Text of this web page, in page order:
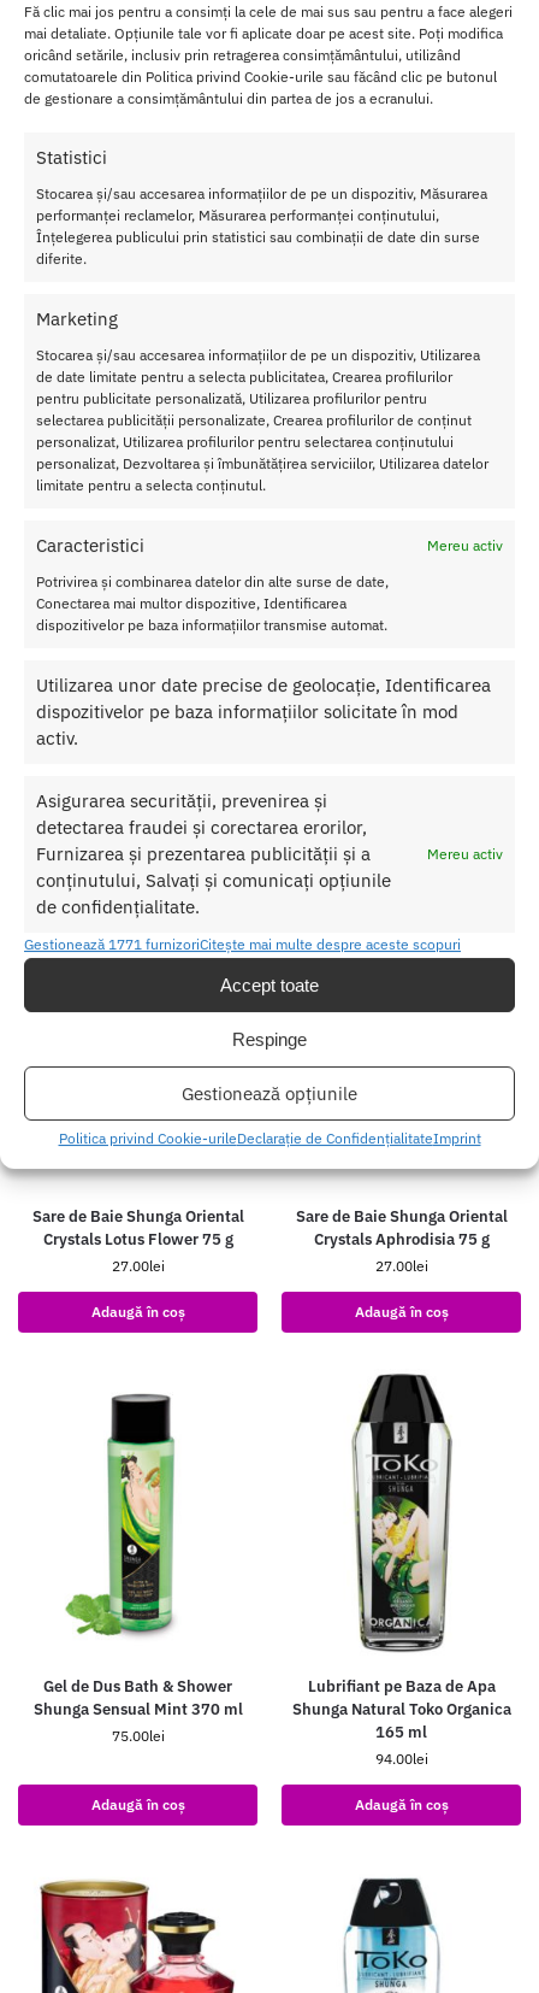
Fă clic mai jos pentru a consimți la cele de mai sus sau pentru a face alegeri
mai detaliate. Opțiunile tale vor fi aplicate doar pe acest site. Poți modifica
oricând setările, inclusiv prin retragerea consimțământului, utilizând
comutatoarele din Politica privind Cookie-urile sau făcând clic pe butonul
de gestionare a consimțământului din partea de jos a ecranului.
Statistici
Stocarea și/sau accesarea informațiilor de pe un dispozitiv, Măsurarea
performanței reclamelor, Măsurarea performanței conținutului,
Înțelegerea publicului prin statistici sau combinații de date din surse
diferite.
Marketing
Stocarea și/sau accesarea informațiilor de pe un dispozitiv, Utilizarea
de date limitate pentru a selecta publicitatea, Crearea profilurilor
pentru publicitate personalizată, Utilizarea profilurilor pentru
selectarea publicității personalizate, Crearea profilurilor de conținut
personalizat, Utilizarea profilurilor pentru selectarea conținutului
personalizat, Dezvoltarea și îmbunătățirea serviciilor, Utilizarea datelor
limitate pentru a selecta conținutul.
Caracteristici
Mereu activ
Potrivirea și combinarea datelor din alte surse de date,
Conectarea mai multor dispozitive, Identificarea
dispozitivelor pe baza informațiilor transmise automat.
Utilizarea unor date precise de geolocație, Identificarea
dispozitivelor pe baza informațiilor solicitate în mod
activ.
Asigurarea securității, prevenirea și
detectarea fraudei și corectarea erorilor,
Furnizarea și prezentarea publicității și a
conținutului, Salvați și comunicați opțiunile
de confidențialitate.
Mereu activ
Gestionează 1771 furnizoriCitește mai multe despre aceste scopuri
Accept toate
Respinge
Gestionează opțiunile
Politica privind Cookie-urileDeclarație de ConfidențialitateImprint
165.00
Adaugă în coș Adaugă în coș
Sare de Baie Oriental Crystals
27.00lei
Adaugă în coș
Sare de Baie Shunga Oriental
Crystals Lotus Flower 75 g
27.00lei
Adaugă în coș
Sare de Baie Shunga Oriental
Crystals Aphrodisia 75 g
27.00lei
Adaugă în coș
Gel de Dus Bath & Shower
Shunga Sensual Mint 370 ml
75.00lei
Adaugă în coș
Lubrifiant pe Baza de Apa
Shunga Natural Toko Organica
165 ml
94.00lei
Adaugă în coș